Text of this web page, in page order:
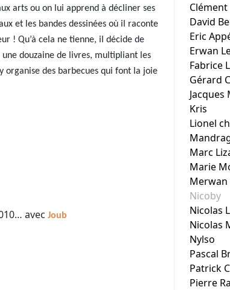
arts ou on lui apprend à décliner ses
et les bandes dessinées où il raconte
! Qu’à cela ne tienne, il décide de
une douzaine de livres, multipliant les
organise des barbecues qui font la joie
avec Joub
David
Eric
Erwan
Fabrice
Gérard
Jacques
Kris
Lionel
Marc
Marie
Merwan
Nicoby
Nicolas
Nicolas
Nylso
Pascal
Patrick
Pierre